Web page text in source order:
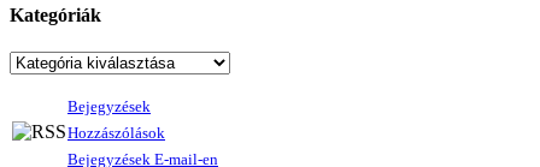
Kategóriák
Bejegyzések
Hozzászólások
Bejegyzések E-mail-en